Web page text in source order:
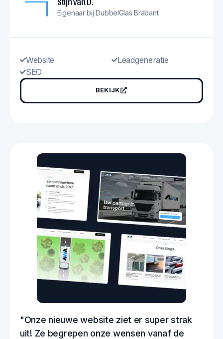
Eigenaar bij DubbelGlas Brabant
Website
Leadgeneratie
SEO
BEKIJK
"Onze nieuwe website ziet er super strak
uit! Ze begrepen onze wensen vanaf de